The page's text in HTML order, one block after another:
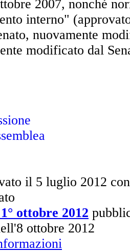
2007, nonché
interno"
nuovamente
modificato dal
il 5 luglio 2012
ottobre 2012
ottobre 2012